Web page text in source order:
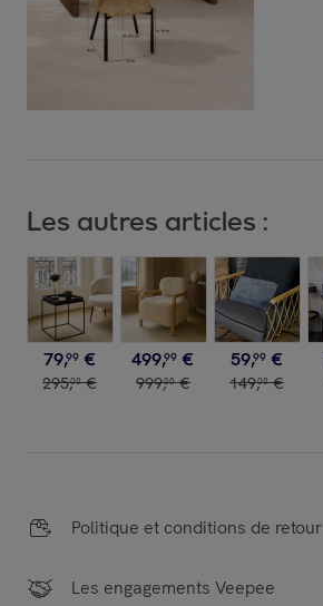
Les autres articles :
79,99 €
295,00 €
499,99 €
999,00 €
59,99 €
149,00 €
Politique et conditions de retour
Les engagements Veepee